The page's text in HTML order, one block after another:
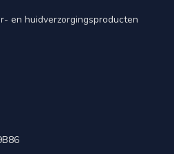
en huidverzorgingsproducten